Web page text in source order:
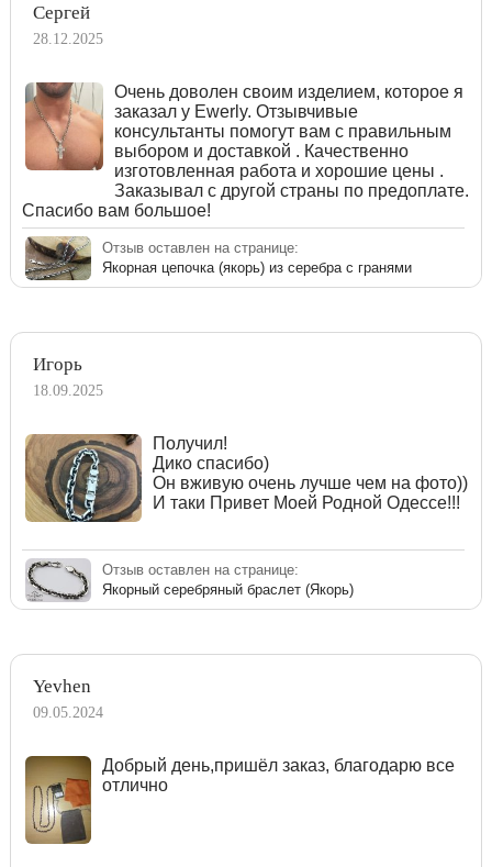
Сергей
28.12.2025
Очень доволен своим изделием, которое я
заказал у Ewerly. Отзывчивые
консультанты помогут вам с правильным
выбором и доставкой . Качественно
изготовленная работа и хорошие цены .
Заказывал с другой страны по предоплате.
Спасибо вам большое!
Отзыв оставлен на странице:
Якорная цепочка (якорь) из серебра с гранями
Игорь
18.09.2025
Получил!
Дико спасибо)
Он вживую очень лучше чем на фото))
И таки Привет Моей Родной Одессе!!!
Отзыв оставлен на странице:
Якорный серебряный браслет (Якорь)
Yevhen
09.05.2024
Добрый день,пришёл заказ, благодарю все
отлично